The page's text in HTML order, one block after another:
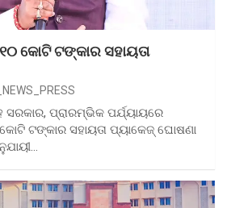
କୋଟି ଟଙ୍କାର ସହାୟତା
ପ୍ରାରମ୍ଭିକ ପର୍ଯ୍ୟାୟରେ
ଟଙ୍କାର ସହାୟତା ପ୍ୟାକେଜ୍ ଘୋଷଣା